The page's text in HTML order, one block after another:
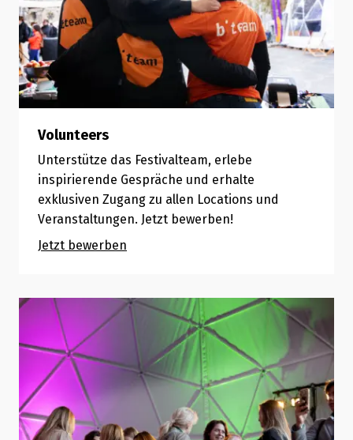
Volunteers
Unterstütze das Festivalteam, erlebe
inspirierende Gespräche und erhalte
exklusiven Zugang zu allen Locations und
Veranstaltungen. Jetzt bewerben!
Jetzt bewerben